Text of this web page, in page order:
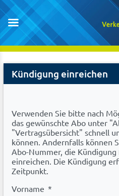
Cancel
Abo
Kündigung einreichen
Verwenden Sie bitte nach
das gewünschte Abo unter
"Vertragsübersicht" schnell
können. Andernfalls können
Abo-Nummer, die
einreichen. Die Kündigung
Zeitpunkt.
Vorname *